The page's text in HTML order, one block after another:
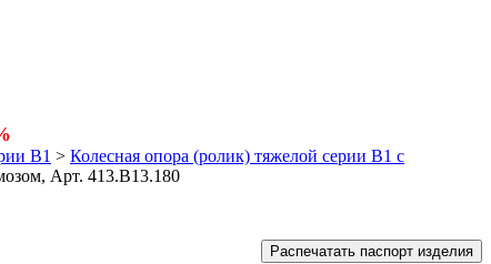
В1 > Колесная опора (ролик) тяжелой серии B1 с
Арт. 413.B13.180
Распечатать паспорт изделия